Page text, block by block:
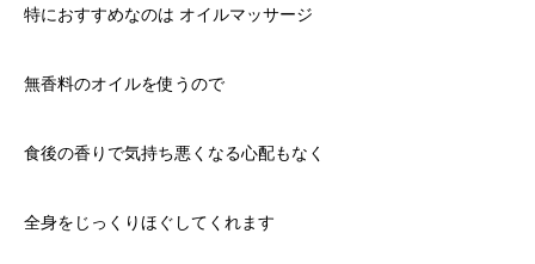
特におすすめなのは オイルマッサージ
無香料のオイルを使うので
食後の香りで気持ち悪くなる心配もなく
全身をじっくりほぐしてくれます